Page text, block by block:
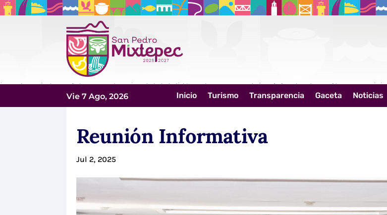
Vie 7 Ago, 2026 Inicio Turismo Transparencia Gaceta Noticias
Reunión Informativa
Jul 2, 2025